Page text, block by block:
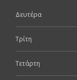
Δευτέρα
Τρίτη
Τετάρτη